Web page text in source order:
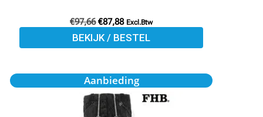
€97,66 €87,88 Excl.Btw
BEKIJK / BESTEL
Aanbieding
Oorspronkelijke
prijs
was:
€172,60.
Huidige
prijs
is:
€152,50.
Dit
product
heeft